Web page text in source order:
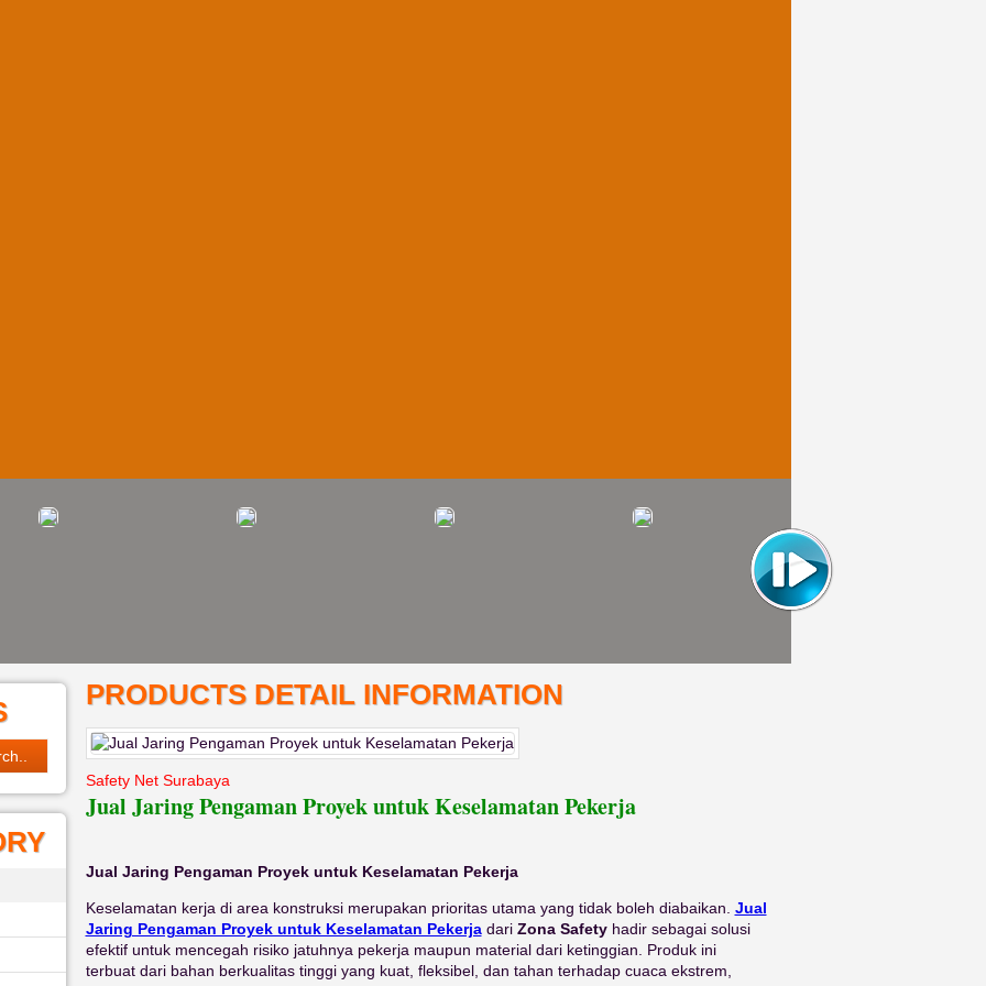
PRODUCTS DETAIL INFORMATION
Safety Net Surabaya
Jual Jaring Pengaman Proyek untuk Keselamatan Pekerja
Jual Jaring Pengaman Proyek untuk Keselamatan Pekerja
Keselamatan kerja di area konstruksi merupakan prioritas utama yang tidak boleh diabaikan. Jual
Jaring Pengaman Proyek untuk Keselamatan Pekerjadari Zona Safetyhadir sebagai solusi
efektif untuk mencegah risiko jatuhnya pekerja maupun material dari ketinggian. Produk ini
terbuat dari bahan berkualitas tinggi yang kuat, fleksibel, dan tahan terhadap cuaca ekstrem,